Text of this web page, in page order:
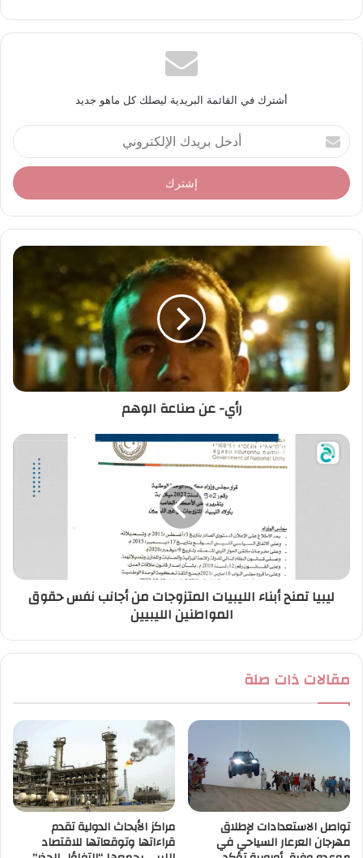
أشترك في القائمة البريدية ليصلك كل ماهو جديد
أ
د
خ
ل
ر
ك
ا
ك
ت
ر
ي
رأي- عن صناعة الوهم
ليبيا تمنح أبناء الليبيات المتزوجات من أجانب نفس حقوق
المواطنين الليبيين
مقالات ذات صلة
تواصل الاستعدادات لإطلاق
مهرجان العرعار السياحي في
مراكز الأبحاث الدولية تقدم
قراءاتها وتوقعاتها للاقتصاد